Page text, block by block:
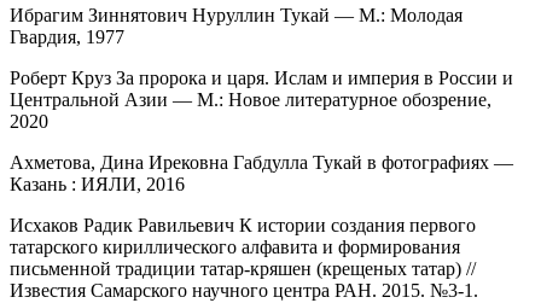
Ибрагим Зиннятович Нуруллин Тукай — М.: Молодая
Гвардия, 1977
Роберт Круз За пророка и царя. Ислам и империя в России и
Центральной Азии — М.: Новое литературное обозрение,
2020
Ахметова, Дина Ирековна Габдулла Тукай в фотографиях —
Казань : ИЯЛИ, 2016
Исхаков Радик Равильевич К истории создания первого
татарского кириллического алфавита и формирования
письменной традиции татар-кряшен (крещеных татар) //
Известия Самарского научного центра РАН. 2015. №3-1.